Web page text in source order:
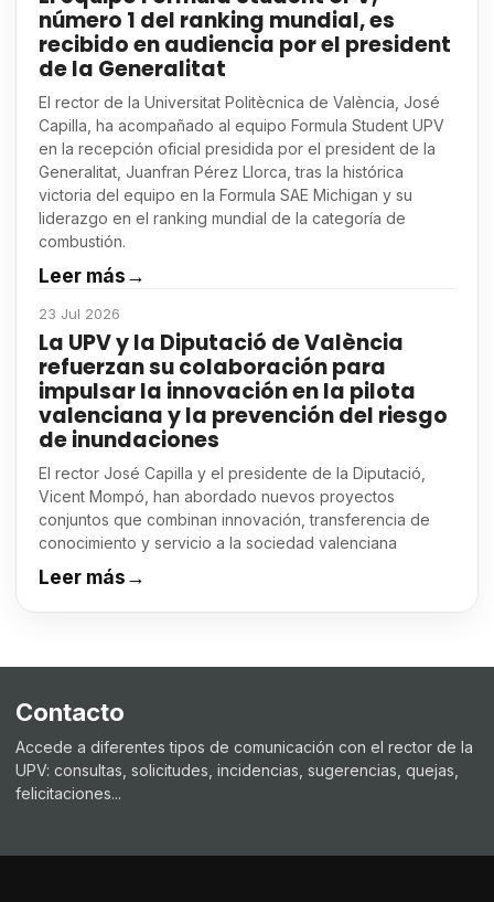
número 1 del ranking mundial, es
recibido en audiencia por el president
de la Generalitat
El rector de la Universitat Politècnica de València, José
Capilla, ha acompañado al equipo Formula Student UPV
en la recepción oficial presidida por el president de la
Generalitat, Juanfran Pérez Llorca, tras la histórica
victoria del equipo en la Formula SAE Michigan y su
liderazgo en el ranking mundial de la categoría de
combustión.
Leer más→
23 Jul 2026
La UPV y la Diputació de València
refuerzan su colaboración para
impulsar la innovación en la pilota
valenciana y la prevención del riesgo
de inundaciones
El rector José Capilla y el presidente de la Diputació,
Vicent Mompó, han abordado nuevos proyectos
conjuntos que combinan innovación, transferencia de
conocimiento y servicio a la sociedad valenciana
Leer más→
Contacto
Accede a diferentes tipos de comunicación con el rector de la
UPV: consultas, solicitudes, incidencias, sugerencias, quejas,
felicitaciones...